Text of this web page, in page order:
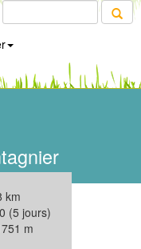
km
(5 jours)
m